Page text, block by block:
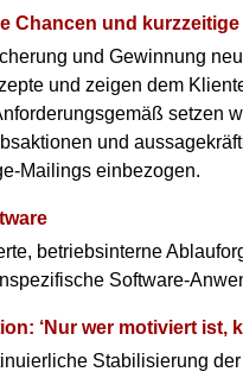
Chancen und
und Gewinnung
und zeigen dem
setzen
und
Mailings einbezogen.
betriebsinterne
Software-
‘Nur wer motiviert ist,
Stabilisierung